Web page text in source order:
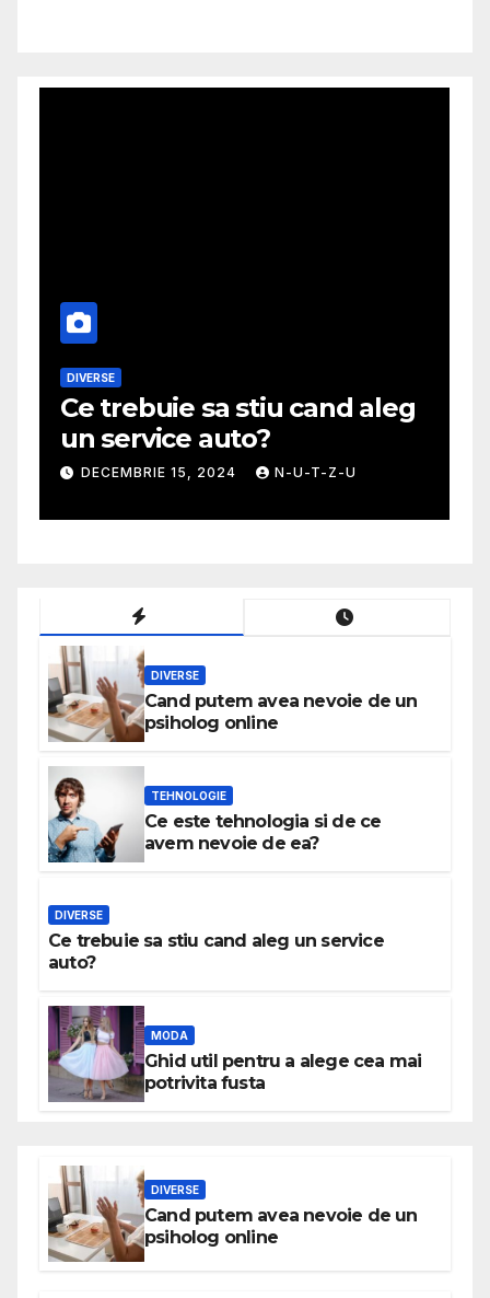
MODA
Ghid util pentru a alege cea
mai potrivita fusta
NOIEMBRIE 30, 2024 N-U-T-Z-U
DIVERSE
Cand putem avea nevoie de un
psiholog online
TEHNOLOGIE
Ce este tehnologia si de ce
avem nevoie de ea?
DIVERSE
Ce trebuie sa stiu cand aleg un service
auto?
MODA
Ghid util pentru a alege cea mai
potrivita fusta
DIVERSE
Cand putem avea nevoie de un
psiholog online